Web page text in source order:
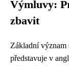
Výmluvy:
zbavit
Základní význam
představuje v